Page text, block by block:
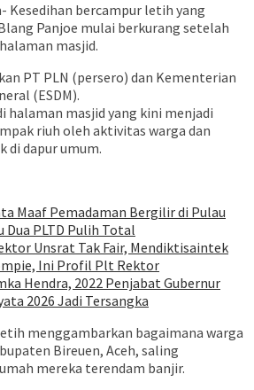
Kesedihan bercampur letih yang
Panjoe mulai berkurang setelah
masjid.
PT PLN (persero) dan Kementerian
(ESDM).
halaman masjid yang kini menjadi
riuh oleh aktivitas warga dan
di dapur umum.
Maaf Pemadaman Bergilir di Pulau
Dua PLTD Pulih Total
Unsrat Tak Fair, Mendiktisaintek
Ini Profil Plt Rektor
Hendra, 2022 Penjabat Gubernur
2026 Jadi Tersangka
menggambarkan bagaimana warga
Bireuen, Aceh, saling
mereka terendam banjir.